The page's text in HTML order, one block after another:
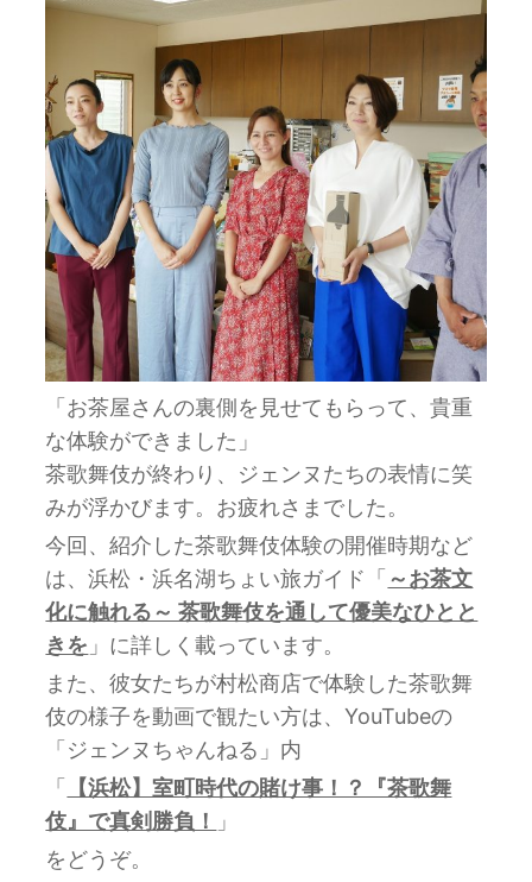
「お茶屋さんの裏側を見せてもらって、貴重
な体験ができました」
茶歌舞伎が終わり、ジェンヌたちの表情に笑
みが浮かびます。お疲れさまでした。
今回、紹介した茶歌舞伎体験の開催時期など
は、浜松・浜名湖ちょい旅ガイド「～お茶文
化に触れる～ 茶歌舞伎を通して優美なひとと
きを 」に詳しく載っています。
また、彼女たちが村松商店で体験した茶歌舞
伎の様子を動画で観たい方は、YouTubeの
「ジェンヌちゃんねる」内
「 【浜松】室町時代の賭け事！？『茶歌舞
伎』で真剣勝負！
」
をどうぞ。